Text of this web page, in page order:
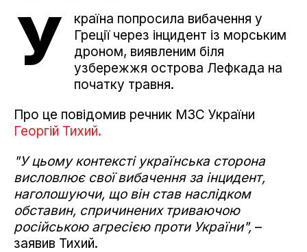
У
країна попросила вибачення у
Греції через інцидент із морським
дроном, виявленим біля
узбережжя острова Лефкада на
початку травня.
Про це повідомив речник МЗС України
Георгій Тихий.
"У цьому контексті українська сторона
висловлює свої вибачення за інцидент,
наголошуючи, що він став наслідком
обставин, спричинених триваючою
російською агресією проти України", –
заявив Тихий.